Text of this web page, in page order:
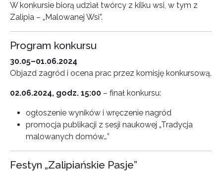
W konkursie biorą udział twórcy z kilku wsi, w tym z
Zalipia – „Malowanej Wsi”.
Program konkursu
30.05–01.06.2024
Objazd zagród i ocena prac przez komisję konkursową.
02.06.2024, godz. 15:00 – finał konkursu:
ogłoszenie wyników i wręczenie nagród
promocja publikacji z sesji naukowej „Tradycja
malowanych domów…”
Festyn „Zalipiańskie Pasje”